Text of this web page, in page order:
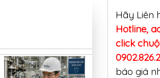
Hãy Liên
Hotline,
click
báo giá